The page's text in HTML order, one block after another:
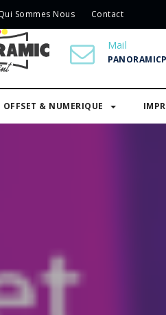
Sommes Nous Contact
Mail
OFFSET & NUMERIQUE